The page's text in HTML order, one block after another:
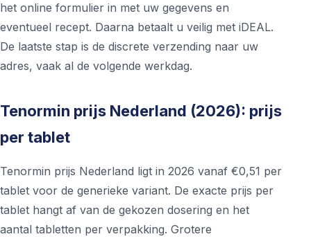
het online formulier in met uw gegevens en
eventueel recept. Daarna betaalt u veilig met iDEAL.
De laatste stap is de discrete verzending naar uw
adres, vaak al de volgende werkdag.
Tenormin prijs Nederland (2026): prijs
per tablet
Tenormin prijs Nederland ligt in 2026 vanaf €0,51 per
tablet voor de generieke variant. De exacte prijs per
tablet hangt af van de gekozen dosering en het
aantal tabletten per verpakking. Grotere